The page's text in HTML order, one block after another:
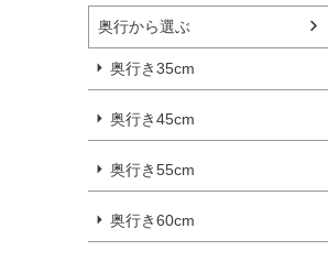
奥行から選ぶ
奥行き35cm
奥行き45cm
奥行き55cm
奥行き60cm